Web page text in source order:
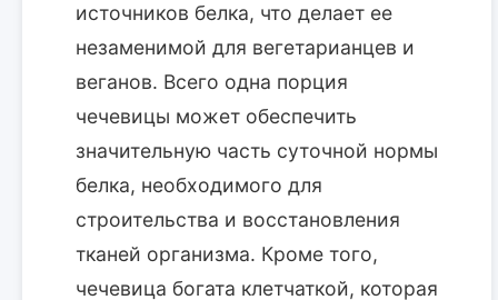
источников белка, что делает ее
незаменимой для вегетарианцев и
веганов. Всего одна порция
чечевицы может обеспечить
значительную часть суточной нормы
белка, необходимого для
строительства и восстановления
тканей организма. Кроме того,
чечевица богата клетчаткой, которая